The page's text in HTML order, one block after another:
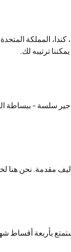
كندا، المملكة
يمكننا ترتيبه لك.
سلسة - ببساطة
مقدمة. نحن هنا
بأربعة أقساط